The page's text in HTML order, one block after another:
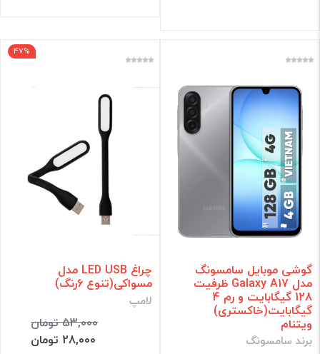
گوشی موبایل سامسونگ
مدل Galaxy A17 ظرفیت
128 گیگابایت و رم 4
گیگابایت(خاکستری)
ویتنام
برند سامسونگ
47%
چراغ LED USB مدل
مسواکی(تنوع 6رنگ)
لامپ
53,000 تومان
28,000 تومان